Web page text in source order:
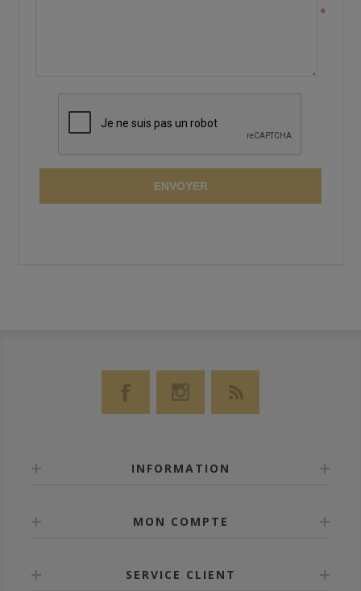
*
ENVOYER
INFORMATION
MON COMPTE
SERVICE CLIENT